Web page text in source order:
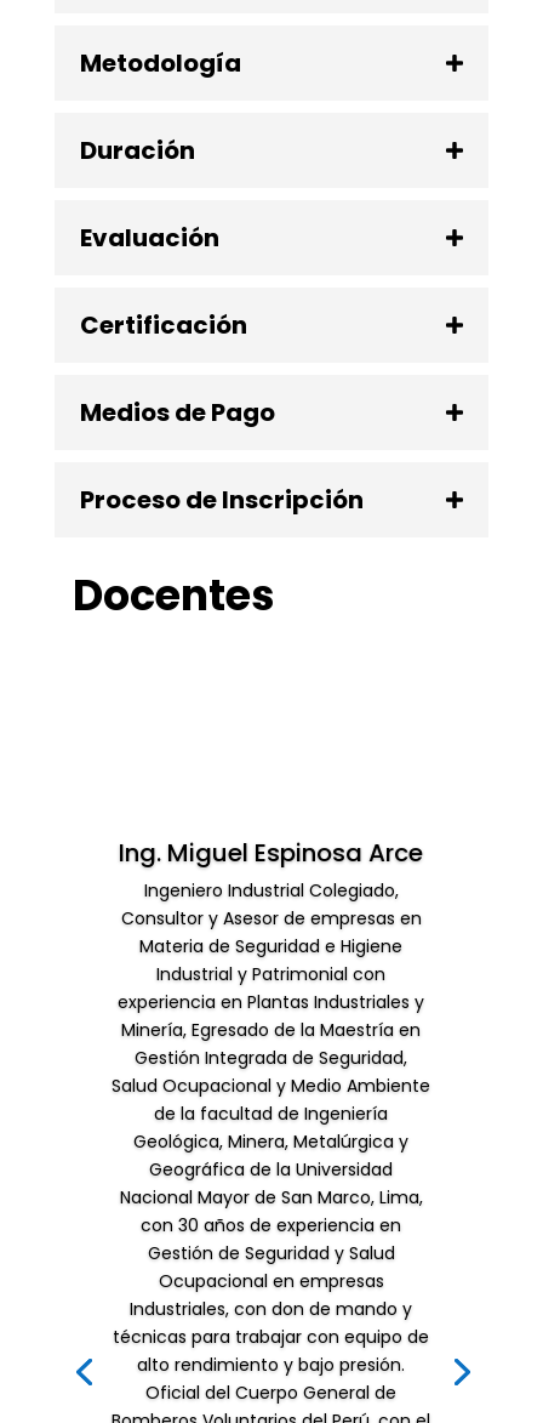
Metodología
Duración
Evaluación
Certificación
Medios de Pago
Proceso de Inscripción
Docentes
Ing. Miguel Espinosa Arce
Ingeniero Industrial Colegiado,
Consultor y Asesor de empresas en
Materia de Seguridad e Higiene
Industrial y Patrimonial con
experiencia en Plantas Industriales y
Minería, Egresado de la Maestría en
Gestión Integrada de Seguridad,
Salud Ocupacional y Medio Ambiente
de la facultad de Ingeniería
Geológica, Minera, Metalúrgica y
Geográfica de la Universidad
Nacional Mayor de San Marco, Lima,
con 30 años de experiencia en
Gestión de Seguridad y Salud
Ocupacional en empresas
Industriales, con don de mando y
técnicas para trabajar con equipo de
alto rendimiento y bajo presión.
Oficial del Cuerpo General de